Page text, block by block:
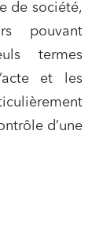
de société,
pouvant
termes
et les
d’une